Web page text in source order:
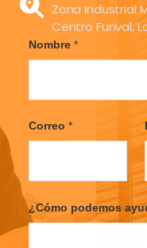
Zona Industrial
Centro Funval,
Nombre *
r
s
Correo *
¿Cómo podemos